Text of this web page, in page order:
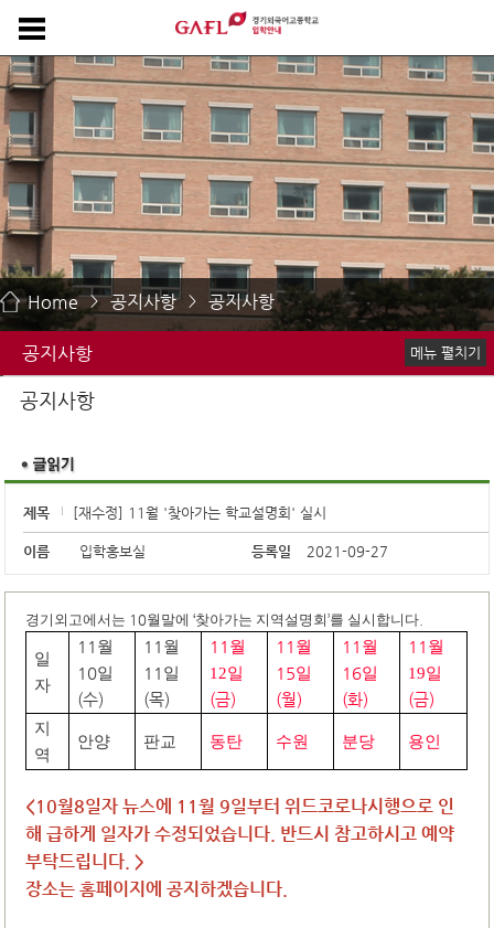
Home > 공지사항 > 공지사항
공지사항 메뉴 펼치기
공지사항
제목 [재수정] 11월 '찾아가는 학교설명회' 실시
이름 입학홍보실 등록일 2021-09-27
경기외고에서는 10월말에‘찾아가는 지역설명회’를 실시합니다
일
자
11 월
10일
(수)
11 월
11 일
(목)
11 월
12일
(금)
11 월
15일
(월)
11 월
16일
(화)
11 월
19일
(금)
지
역
안양 판교 동탄 수원 분당 용인
<10월8일자 뉴스에 11월 9일부터 위드코로나시행으로 인
해 급하게 일자가 수정되었습니다. 반드시 참고하시고 예약
부탁드립니다. >
장소는 홈페이지에 공지하겠습니다.